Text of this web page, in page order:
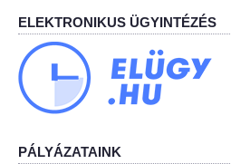
Bölcskei Néptánc
Bölcskei Polgárőrség
ELEKTRONIKUS ÜGYINTÉZÉS
PÁLYÁZATAINK